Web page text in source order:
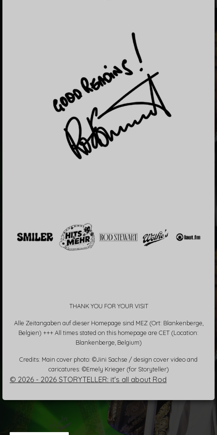
THANK YOU FOR YOUR VISIT
Alle Zeitangaben auf dieser Homepage sind MEZ (Ort: Blankenberge,
Belgien) +++ All times stated on this homepage are CET (Location:
Blankenberge, Belgium)
Credits: Main cover photo: ©Jini Sachse / design cover video and
caricatures: ©Emely Krieger (for Storyteller)
© 2026 - 2026 STORYTELLER: it's all about Rod